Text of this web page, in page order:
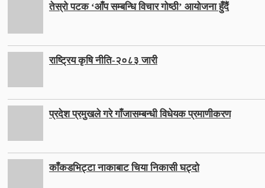
तेस्रो पटक ‘आँप सम्बन्धि विचार गोष्ठी’ आयोजना हुँदैं
राष्ट्रिय कृषि नीति-२०८३ जारी
प्रदेश प्रमुखले गरे गाँजासम्बन्धी विधेयक प्रमाणीकरण
काँकडभिट्टा नाकाबाट चिया निकासी घट्दो